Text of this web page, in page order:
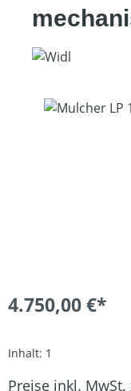
Bildergalerie
4.750,00 €*
Inhalt: 1
Preise inkl.